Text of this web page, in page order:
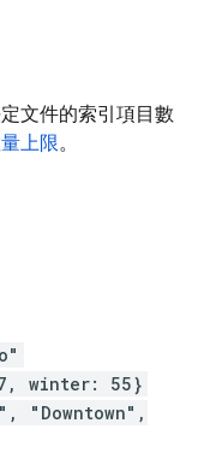
文件的索引項目數
上限。
winter: 55}
"Downtown",